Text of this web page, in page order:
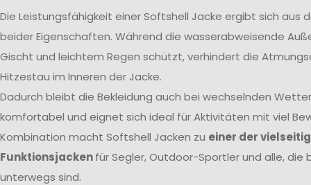
Die Leistungsfähigkeit einer Softshell Jacke ergibt sich aus
beider Eigenschaften. Während die wasserabweisende
Gischt und leichtem Regen schützt, verhindert die
Hitzestau im Inneren der Jacke.
Dadurch bleibt die Bekleidung auch bei wechselnden
komfortabel und eignet sich ideal für Aktivitäten mit viel
Kombination macht Softshell Jacken zu einer der
Funktionsjackenfür Segler, Outdoor-Sportler und alle,
unterwegs sind.